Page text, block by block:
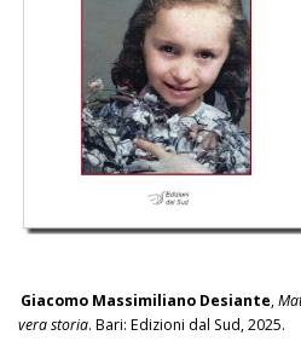
Giacomo Massimiliano Desiante,
vera storia. Bari: Edizioni dal Sud, 2025.